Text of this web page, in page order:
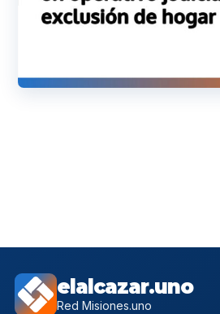
elalcazar.uno
Red Misiones.uno